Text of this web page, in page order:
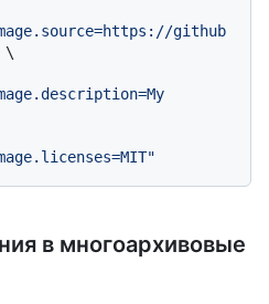
github
\
в многоархивовые